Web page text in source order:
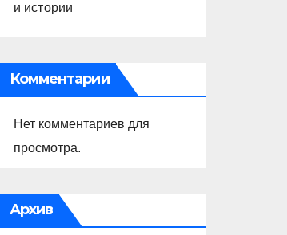
и истории
Комментарии
Нет комментариев для
просмотра.
Архив